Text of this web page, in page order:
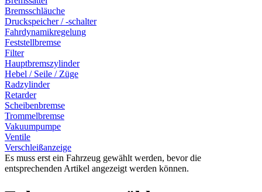
Bremsschläuche
Druckspeicher / -schalter
Fahrdynamikregelung
Feststellbremse
Filter
Hauptbremszylinder
Hebel / Seile / Züge
Radzylinder
Retarder
Scheibenbremse
Trommelbremse
Vakuumpumpe
Ventile
Verschleißanzeige
Es muss erst ein Fahrzeug gewählt werden, bevor die
entsprechenden Artikel angezeigt werden können.